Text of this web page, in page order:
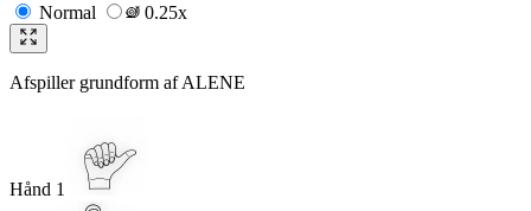
Normal
0.25x
Afspiller grundform afALENE
Hånd 1